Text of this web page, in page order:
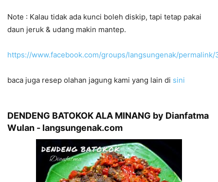
Note : Kalau tidak ada kunci boleh diskip, tapi tetap pakai
daun jeruk & udang makin mantep.
https://www.facebook.com/groups/langsungenak/
baca juga resep olahan jagung kami yang lain di sini
DENDENG BATOKOK ALA MINANG by Dianfatma
Wulan - langsungenak.com